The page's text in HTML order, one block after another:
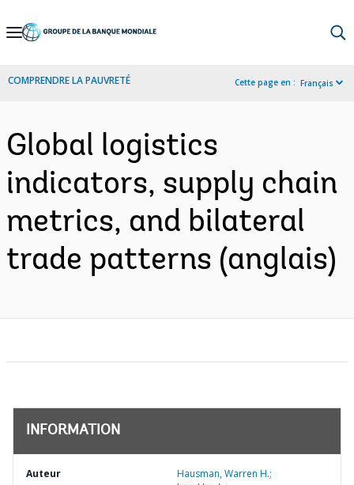
Skip
Navigation
COMPRENDRE LA PAUVRETÉ Cette page en : Français
Global logistics
indicators, supply chain
metrics, and bilateral
trade patterns (anglais)
INFORMATION
Auteur
Hausman, Warren H.;